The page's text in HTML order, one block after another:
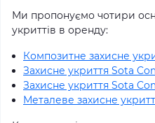
Ми пропонуємо чотири
укриттів в оренду:
Композитне захисне
Захисне укриття Sota
Захисне укриття Sota
Металеве захисне